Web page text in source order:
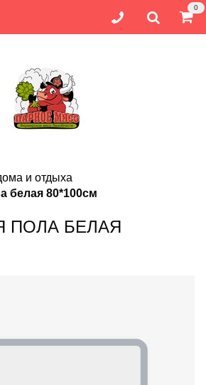
0
и отдыха
белая 80*100см
ПОЛА БЕЛАЯ